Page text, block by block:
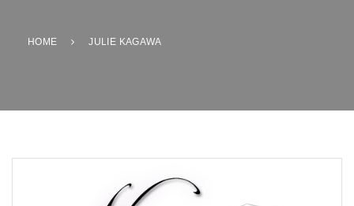
HOME JULIE KAGAWA